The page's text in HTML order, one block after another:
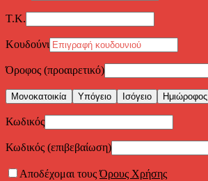
Τ.Κ.
Κουδούνι
Όροφος (προαιρετικό)
Μονοκατοικία Υπόγειο Ισόγειο Ημιώροφος
Κωδικός
Κωδικός (επιβεβαίωση)
Αποδέχομαι τουςΌρους Χρήσης